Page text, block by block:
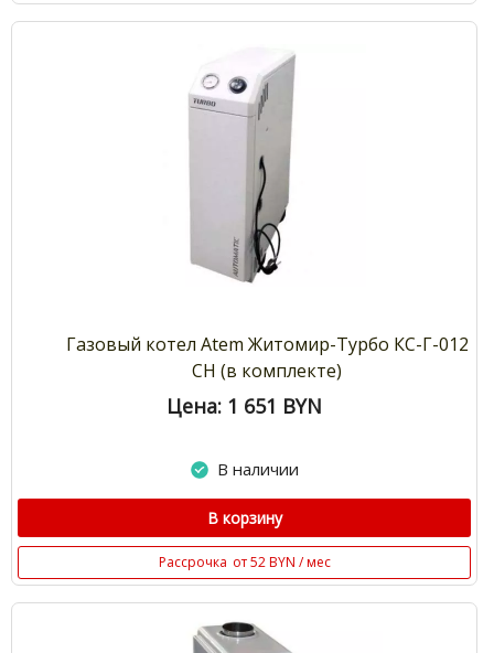
Газовый котел Atem Житомир-Турбо КС-Г-012
СН (в комплекте)
Цена: 1 651 BYN
В наличии
В корзину
Рассрочка от 52 BYN / мес